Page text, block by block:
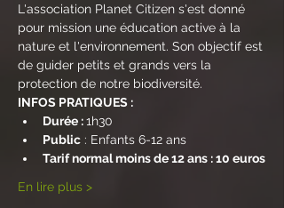
L'association Planet Citizen s'est donné
pour mission une éducation active à la
nature et l'environnement. Son objectif est
de guider petits et grands vers la
protection de notre biodiversité.
INFOS PRATIQUES :
Durée : 1h30
Public : Enfants 6-12 ans
Tarif normal moins de 12 ans : 10 euros
En lire plus >